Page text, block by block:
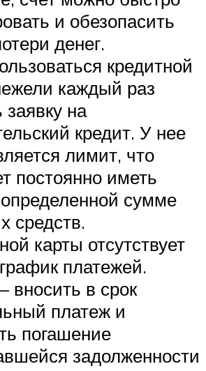
и обезопасить
денег.
кредитной
каждый раз
заявку на
кредит. У нее
лимит, что
постоянно иметь
сумме
средств.
карты отсутствует
платежей.
вносить в срок
платеж и
погашение
задолженности